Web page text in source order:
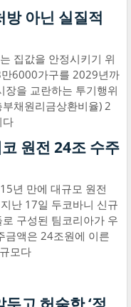
방 아닌 실질적
집값을 안정시키기 위
6000가구를 2029년까
장을 교란하는 투기행위
채원리금상환비율) 2
다
원전 24조 수주
년 만에 대규모 원전
난 17일 두코바니 신규
구성된 팀코리아가 우
금액은 24조원에 이른
모다